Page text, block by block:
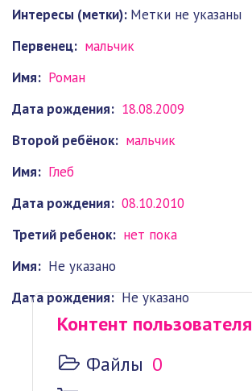
Интересы (метки): Метки не указаны
Первенец: мальчик
Имя: Роман
Дата рождения: 18.08.2009
Второй ребёнок: мальчик
Имя: Глеб
Дата рождения: 08.10.2010
Третий ребенок: нет пока
Имя: Не указано
Дата рождения: Не указано
Контент пользователя
Файлы 0